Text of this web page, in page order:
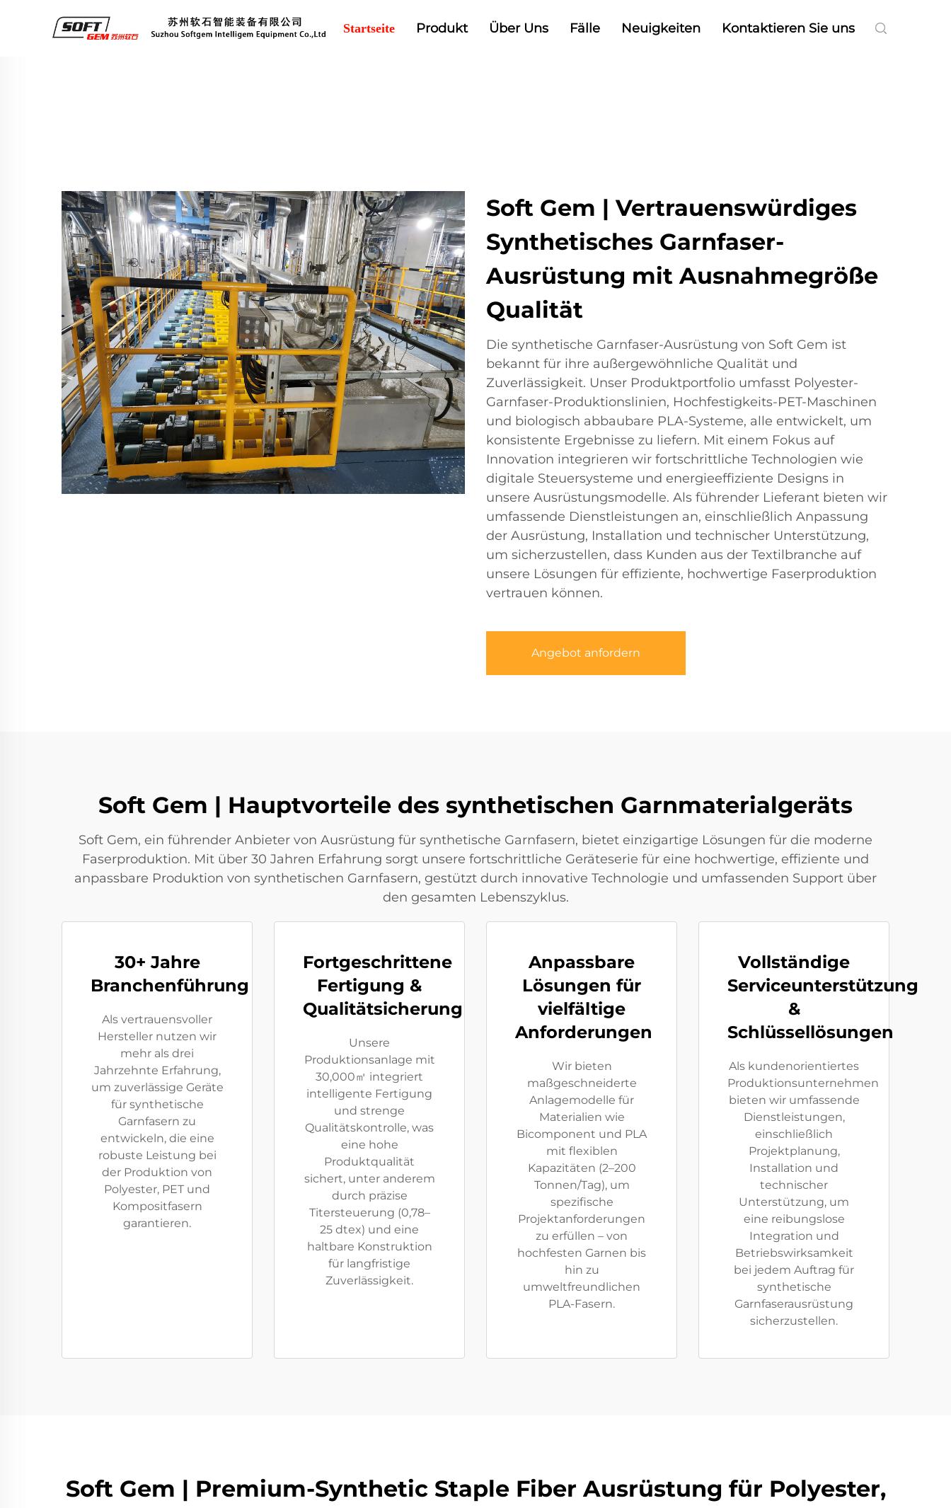
Startseite Produkt Über Uns Fälle Neuigkeiten Kontaktieren Sie uns
Soft Gem | Vertrauenswürdiges
Synthetisches Garnfaser-
Ausrüstung mit Ausnahmegröße
Qualität
Die synthetische Garnfaser-Ausrüstung von Soft Gem ist
bekannt für ihre außergewöhnliche Qualität und
Zuverlässigkeit. Unser Produktportfolio umfasst Polyester-
Garnfaser-Produktionslinien, Hochfestigkeits-PET-Maschinen
und biologisch abbaubare PLA-Systeme, alle entwickelt, um
konsistente Ergebnisse zu liefern. Mit einem Fokus auf
Innovation integrieren wir fortschrittliche Technologien wie
digitale Steuersysteme und energieeffiziente Designs in
unsere Ausrüstungsmodelle. Als führender Lieferant bieten wir
umfassende Dienstleistungen an, einschließlich Anpassung
der Ausrüstung, Installation und technischer Unterstützung,
um sicherzustellen, dass Kunden aus der Textilbranche auf
unsere Lösungen für effiziente, hochwertige Faserproduktion
vertrauen können.
Angebot anfordern
Soft Gem | Hauptvorteile des synthetischen Garnmaterialgeräts
Soft Gem, ein führender Anbieter von Ausrüstung für synthetische Garnfasern, bietet einzigartige Lösungen für die moderne
Faserproduktion. Mit über 30 Jahren Erfahrung sorgt unsere fortschrittliche Geräteserie für eine hochwertige, effiziente und
anpassbare Produktion von synthetischen Garnfasern, gestützt durch innovative Technologie und umfassenden Support über
den gesamten Lebenszyklus.
30+ Jahre
Branchenführung
Als vertrauensvoller
Hersteller nutzen wir
mehr als drei
Jahrzehnte Erfahrung,
um zuverlässige Geräte
für synthetische
Garnfasern zu
entwickeln, die eine
robuste Leistung bei
der Produktion von
Polyester, PET und
Kompositfasern
garantieren.
Fortgeschrittene
Fertigung &
Qualitätsicherung
Unsere
Produktionsanlage mit
30,000㎡ integriert
intelligente Fertigung
und strenge
Qualitätskontrolle, was
eine hohe
Produktqualität
sichert, unter anderem
durch präzise
Titersteuerung (0,78–
25 dtex) und eine
haltbare Konstruktion
für langfristige
Zuverlässigkeit.
Anpassbare
Lösungen für
vielfältige
Anforderungen
Wir bieten
maßgeschneiderte
Anlagemodelle für
Materialien wie
Bicomponent und PLA
mit flexiblen
Kapazitäten (2–200
Tonnen/Tag), um
spezifische
Projektanforderungen
zu erfüllen – von
hochfesten Garnen bis
hin zu
umweltfreundlichen
PLA-Fasern.
Vollständige
Serviceunterstützung
&
Schlüssellösungen
Als kundenorientiertes
Produktionsunternehmen
bieten wir umfassende
Dienstleistungen,
einschließlich
Projektplanung,
Installation und
technischer
Unterstützung, um
eine reibungslose
Integration und
Betriebswirksamkeit
bei jedem Auftrag für
synthetische
Garnfaserausrüstung
sicherzustellen.
Soft Gem | Premium-Synthetic Staple Fiber Ausrüstung für Polyester,